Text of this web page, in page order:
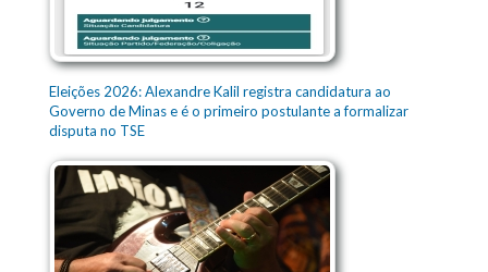
Eleições 2026: Alexandre Kalil registra candidatura ao
Governo de Minas e é o primeiro postulante a formalizar
disputa no TSE